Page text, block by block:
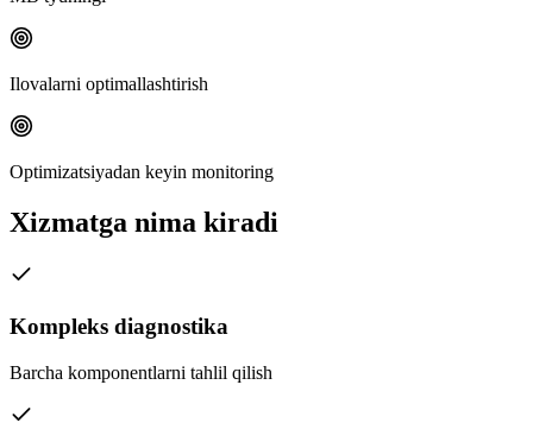
Ilovalarni optimallashtirish
Optimizatsiyadan keyin monitoring
Xizmatga nima kiradi
Kompleks diagnostika
Barcha komponentlarni tahlil qilish